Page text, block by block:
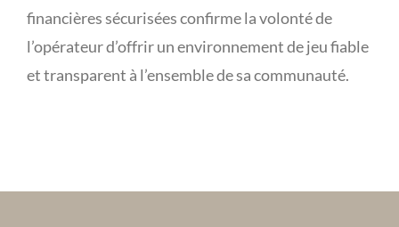
financières sécurisées confirme la volonté de
l’opérateur d’offrir un environnement de jeu fiable
et transparent à l’ensemble de sa communauté.